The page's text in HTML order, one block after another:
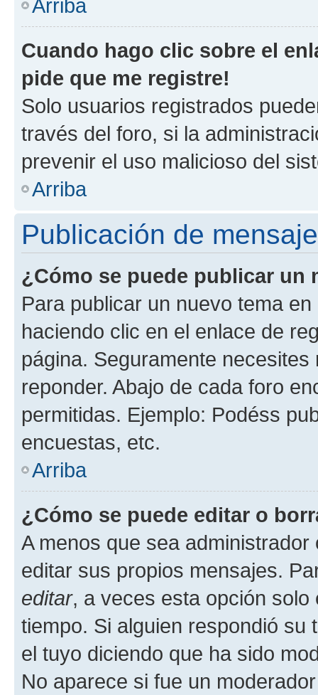
Arriba
Cuando hago clic sobre el
pide que me registre!
Solo usuarios registrados
través del foro, si la
prevenir el uso malicioso del
Arriba
Publicación de
¿Cómo se puede publicar un
Para publicar un nuevo tema
haciendo clic en el enlace de
página. Seguramente
reponder. Abajo de cada foro
permitidas. Ejemplo: Podéss
encuestas, etc.
Arriba
¿Cómo se puede editar o
A menos que sea
editar sus propios mensajes.
editar, a veces esta opción
tiempo. Si alguien respondió
el tuyo diciendo que ha sido
No aparece si fue un